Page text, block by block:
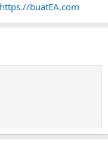
https.//buatEA.com